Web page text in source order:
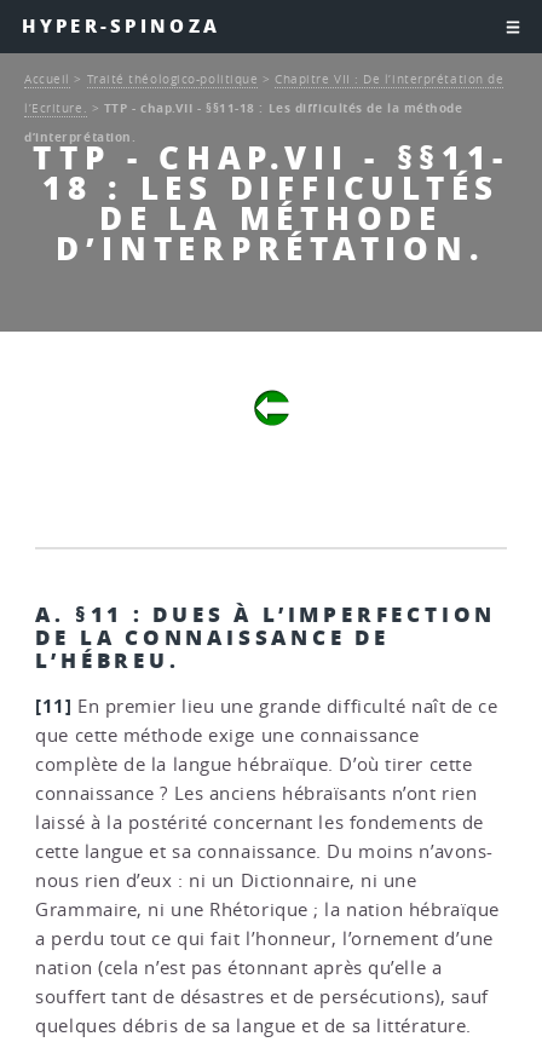
HYPER-SPINOZA
TTP - CHAP.VII - §§11-
18 : LES DIFFICULTÉS
DE LA MÉTHODE
D’INTERPRÉTATION.
Accueil > Traité théologico-politique > Chapitre VII : De l’interprétation de
l’Ecriture.
> TTP - chap.VII - §§11-18 : Les difficultés de la méthode
d’interprétation.
A. §11 : DUES À L’IMPERFECTION
DE LA CONNAISSANCE DE
L’HÉBREU.
[11] En premier lieu une grande difficulté naît de ce
que cette méthode exige une connaissance
complète de la langue hébraïque. D’où tirer cette
connaissance ? Les anciens hébraïsants n’ont rien
laissé à la postérité concernant les fondements de
cette langue et sa connaissance. Du moins n’avons-
nous rien d’eux : ni un Dictionnaire, ni une
Grammaire, ni une Rhétorique ; la nation hébraïque
a perdu tout ce qui fait l’honneur, l’ornement d’une
nation (cela n’est pas étonnant après qu’elle a
souffert tant de désastres et de persécutions), sauf
quelques débris de sa langue et de sa littérature.